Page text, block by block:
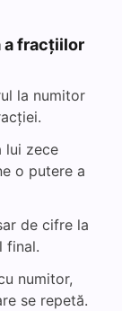
a fracțiilor
la numitor
lui zece
o putere a
de cifre la
final.
numitor,
se repetă.